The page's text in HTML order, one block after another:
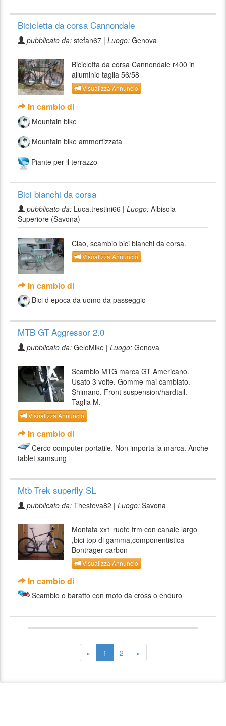
Bicicletta da corsa Cannondale
pubblicato da: stefan67 | Luogo: Genova
Bicicletta da corsa Cannondale r400 in
alluminio taglia 56/58
Visualizza Annuncio
In cambio di
Mountain bike
Mountain bike ammortizzata
Piante per il terrazzo
Bici bianchi da corsa
pubblicato da: Luca.trestini66 | Luogo: Albisola
Superiore (Savona)
Ciao, scambio bici bianchi da corsa.
Visualizza Annuncio
In cambio di
Bici d epoca da uomo da passeggio
MTB GT Aggressor 2.0
pubblicato da: GeloMike | Luogo: Genova
Scambio MTG marca GT Americano.
Usato 3 volte. Gomme mai cambiato.
Shimano. Front suspension/hardtail.
Taglia M.
Visualizza Annuncio
In cambio di
Cerco computer portatile. Non importa la marca. Anche
tablet samsung
Mtb Trek superfly SL
pubblicato da: Thesteva82 | Luogo: Savona
Montata xx1 ruote frm con canale largo
,bici top di gamma,componentistica
Bontrager carbon
Visualizza Annuncio
In cambio di
Scambio o baratto con moto da cross o enduro
« 1 2 »